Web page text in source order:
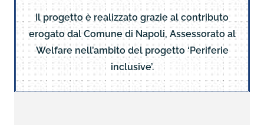
Il progetto è realizzato grazie al contributo
erogato dal Comune di Napoli, Assessorato al
Welfare nell’ambito del progetto ‘Periferie
inclusive’.